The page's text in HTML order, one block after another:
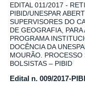
EDITAL 011/2017 -
PIBID/UNESPAR
SUPERVISORES DO
DE GEOGRAFIA,
PROGRAMA
DOCÊNCIA DA
MOURÃO. PROCESSO
BOLSISTAS – PIBID
Edital n. 009/2017-